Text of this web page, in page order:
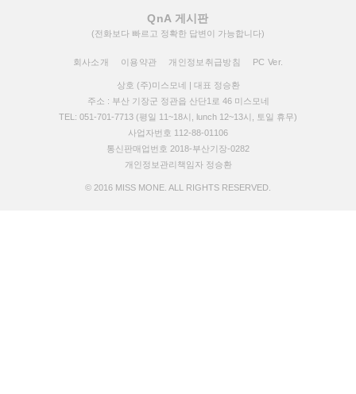
QnA 게시판
(전화보다 빠르고 정확한 답변이 가능합니다)
회사소개 이용약관 개인정보취급방침 PC Ver.
상호 (주)미스모네 | 대표 정승환
주소 : 부산 기장군 정관읍 산단1로 46 미스모네
TEL: 051-701-7713 (평일 11~18시, lunch 12~13시, 토일 휴무)
사업자번호 112-88-01106
통신판매업번호 2018-부산기장-0282
개인정보관리책임자 정승환
© 2016 MISS MONE. ALL RIGHTS RESERVED.